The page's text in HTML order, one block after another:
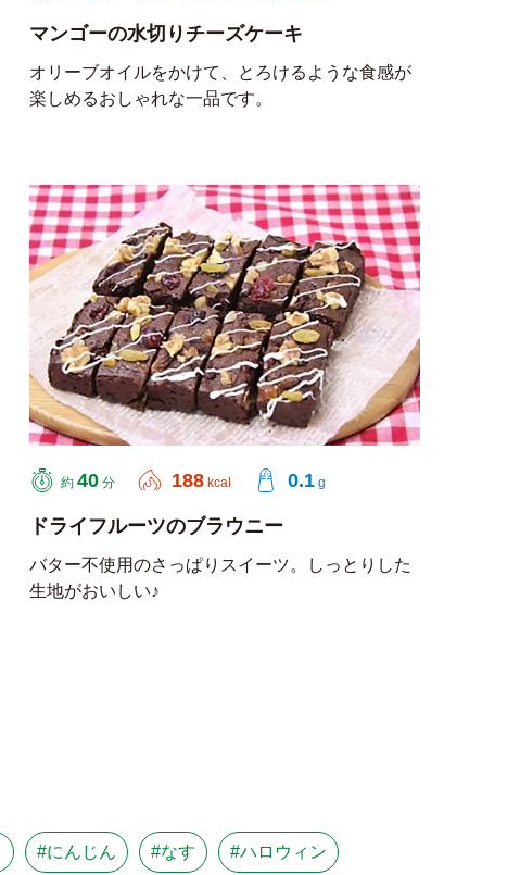
マンゴーの水切りチーズケーキ
オリーブオイルをかけて、とろけるような食感が
楽しめるおしゃれな一品です。
約 40 分 188 kcal 0.1 g
ドライフルーツのブラウニー
バター不使用のさっぱりスイーツ。しっとりした
生地がおいしい♪
#にんじん #なす #ハロウィン